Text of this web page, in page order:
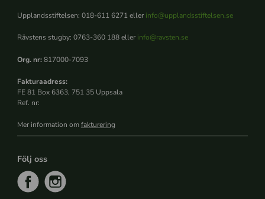
Upplandsstiftelsen: 018-611 6271 eller info@upplandsstiftelsen.se
Rävstens stugby: 0763-360 188 eller info@ravsten.se
Org. nr:817000-7093
Fakturaadress:
FE 81 Box 6363, 751 35 Uppsala
Ref. nr:
Mer information omfakturering
Följ oss
f
i